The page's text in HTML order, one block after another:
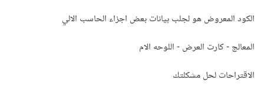
الكود المعروض هو لجلب بيانات بعض اجزاء الحاسب الالي
المعالج - كارت العرض - اللوحه الام
الاقتراحات لحل مشكلتك